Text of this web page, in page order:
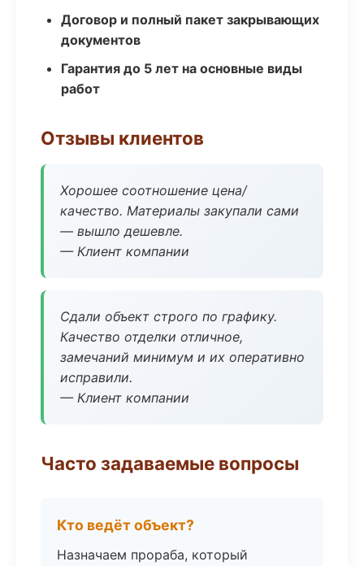
Договор и полный пакет закрывающих
документов
Гарантия до 5 лет на основные виды
работ
Отзывы клиентов
Хорошее соотношение цена/
качество. Материалы закупали сами
— вышло дешевле.
— Клиент компании
Сдали объект строго по графику.
Качество отделки отличное,
замечаний минимум и их оперативно
исправили.
— Клиент компании
Часто задаваемые вопросы
Кто ведёт объект?
Назначаем прораба, который